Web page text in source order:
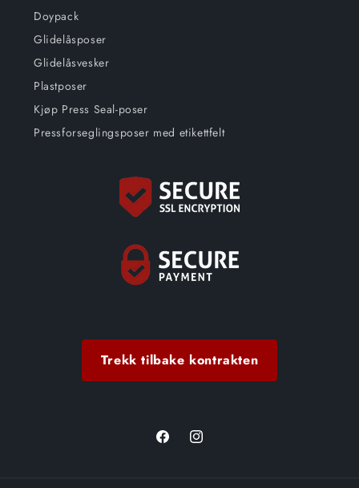
Doypack
Glidelåsposer
Glidelåsvesker
Plastposer
Kjøp Press Seal-poser
Pressforseglingsposer med etikettfelt
Trekk tilbake kontrakten
FacebookInstagram